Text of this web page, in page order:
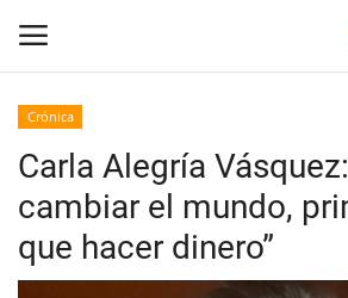
Inicio
Crónica
Policial
Crónica
Carla Alegría
cambiar el mundo,
que hacer dinero”